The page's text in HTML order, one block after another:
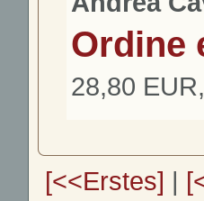
Ordine
28,80
[<<Erstes] |